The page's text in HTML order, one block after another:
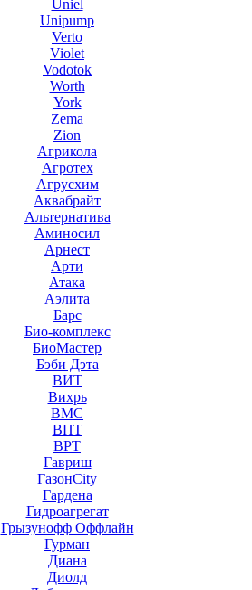
Uniel
Unipump
Verto
Violet
Vodotok
Worth
York
Zema
Zion
Агрикола
Агротех
Агрусхим
Аквабрайт
Альтернатива
Аминосил
Арнест
Арти
Атака
Аэлита
Барс
Био-комплекс
БиоМастер
Бэби Дэта
ВИТ
Вихрь
ВМС
ВПТ
ВРТ
Гавриш
ГазонCity
Гардена
Гидроагрегат
Грызунофф Оффлайн
Гурман
Диана
Диолд